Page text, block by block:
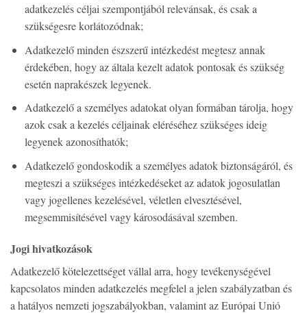
adatkezelés céljai szempontjából relevánsak, és csak a
szükségesre korlátozódnak;
Adatkezelő minden észszerű intézkedést megtesz annak
érdekében, hogy az általa kezelt adatok pontosak és szükség
esetén naprakészek legyenek.
Adatkezelő a személyes adatokat olyan formában tárolja, hogy
azok csak a kezelés céljainak eléréséhez szükséges ideig
legyenek azonosíthatók;
Adatkezelő gondoskodik a személyes adatok biztonságáról, és
megteszi a szükséges intézkedéseket az adatok jogosulatlan
vagy jogellenes kezelésével, véletlen elvesztésével,
megsemmisítésével vagy károsodásával szemben.
Jogi hivatkozások
Adatkezelő kötelezettséget vállal arra, hogy tevékenységével
kapcsolatos minden adatkezelés megfelel a jelen szabályzatban és
a hatályos nemzeti jogszabályokban, valamint az Európai Unió